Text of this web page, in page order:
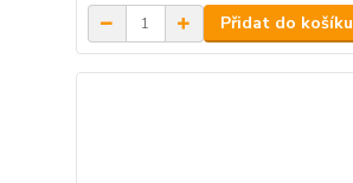
Přidat do košíku